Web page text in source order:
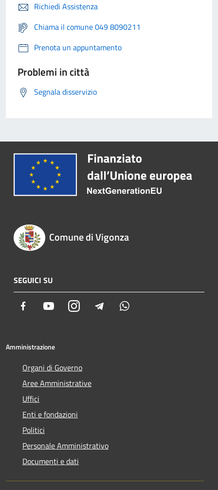
Richiedi Assistenza
Chiama il comune 049 8090211
Prenota un appuntamento
Problemi in città
Segnala disservizio
Comune di Vigonza
SEGUICI SU
Facebook YoutubeInstagram Telegram
Amministrazione
Organi di Governo
Aree Amministrative
Uffici
Enti e fondazioni
Politici
Personale Amministrativo
Documenti e dati